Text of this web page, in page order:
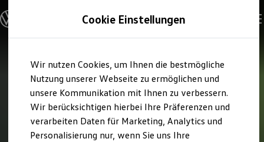
Hauptinhalt
springen
Footer
springen
Modelle & Konfigurator
Nutzfahrzeugkategorien entdecken
Modelle konfigurieren
Vorgängermodelle und Oldtimer
Vorgängermodelle
Oldtimer
Bulli Historie
Branchenlösungen & Gewerbekunden
Umbaulösungen und Hersteller finden
Auf- und Umbauten entdecken & konfigurieren
Cookie Einstellungen
Wir nutzen Cookies, um Ihnen die bestmögliche
Nutzung unserer Webseite zu ermöglichen und
unsere Kommunikation mit Ihnen zu verbessern.
Wir berücksichtigen hierbei Ihre Präferenzen und
verarbeiten Daten für Marketing, Analytics und
Personalisierung nur, wenn Sie uns Ihre